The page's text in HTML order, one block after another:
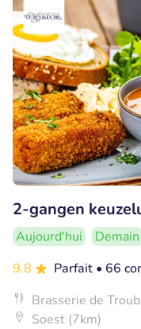
2-gangen
Aujourd'hui Demain
9.8
Parfait • 66
Brasserie de
Soest (7km)